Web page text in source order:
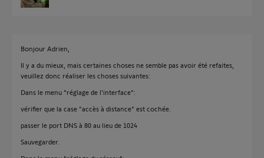
Bonjour Adrien,
Il y a du mieux, mais certaines choses ne semble pas avoir été refaites,
veuillez donc réaliser les choses suivantes:
Dans le menu "réglage de l'interface":
vérifier que la case "accès à distance" est cochée.
passer le port DNS à 80 au lieu de 1024
Sauvegarder.